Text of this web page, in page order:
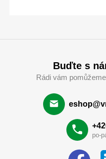
Buďte s
Rádi vám
po-